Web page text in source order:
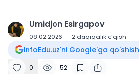
U Umidjon Esirgapov
08.02.2026 · 2 daqiqalik o‘qish
InfoEdu.uz'ni Google'ga qo'shish
0 52